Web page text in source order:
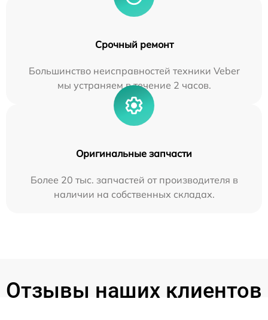
Срочный ремонт
Большинство неисправностей техники Veber
мы устраняем в течение 2 часов.
Оригинальные запчасти
Более 20 тыс. запчастей от производителя в
наличии на собственных складах.
Отзывы наших клиентов